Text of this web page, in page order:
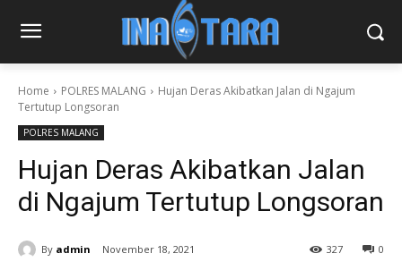
Home POLRES MALANG
Hujan Deras Akibatkan Jalan di Ngajum
Tertutup Longsoran
POLRES MALANG
Hujan Deras Akibatkan Jalan
di Ngajum Tertutup Longsoran
By admin November 18, 2021 0
327